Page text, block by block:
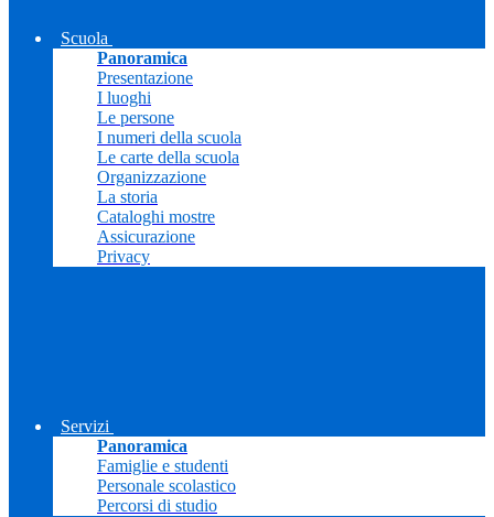
Scuola
Panoramica
Presentazione
I luoghi
Le persone
I numeri della scuola
Le carte della scuola
Organizzazione
La storia
Cataloghi mostre
Assicurazione
Privacy
Servizi
Panoramica
Famiglie e studenti
Personale scolastico
Percorsi di studio